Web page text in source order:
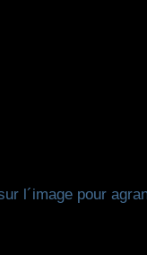
l´image pour